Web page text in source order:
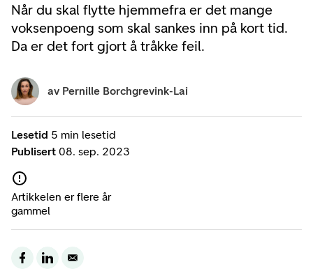
Når du skal flytte hjemmefra er det mange
voksenpoeng som skal sankes inn på kort tid.
Da er det fort gjort å tråkke feil.
Lesetid 5 min lesetid
Publisert 08. sep. 2023
Artikkelen er flere år
gammel
av Pernille Borchgrevink-Lai